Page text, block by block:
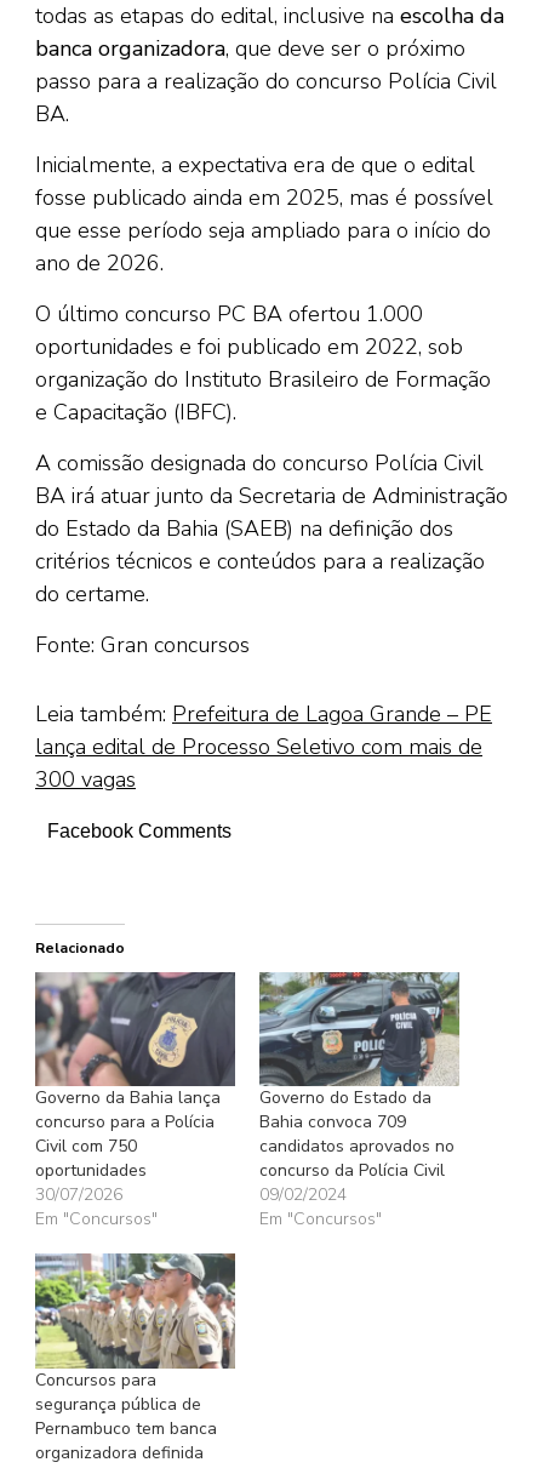
todas as etapas do edital, inclusive na escolha da
banca organizadora, que deve ser o próximo
passo para a realização do concurso Polícia Civil
BA.
Inicialmente, a expectativa era de que o edital
fosse publicado ainda em 2025, mas é possível
que esse período seja ampliado para o início do
ano de 2026.
O último concurso PC BA ofertou 1.000
oportunidades e foi publicado em 2022, sob
organização do Instituto Brasileiro de Formação
e Capacitação (IBFC).
A comissão designada do concurso Polícia Civil
BA irá atuar junto da Secretaria de Administração
do Estado da Bahia (SAEB) na definição dos
critérios técnicos e conteúdos para a realização
do certame.
Fonte: Gran concursos
Leia também: Prefeitura de Lagoa Grande – PE
lança edital de Processo Seletivo com mais de
300 vagas
Facebook Comments
Relacionado
Governo da Bahia lança
concurso para a Polícia
Civil com 750
oportunidades
30/07/2026
Em "Concursos"
Governo do Estado da
Bahia convoca 709
candidatos aprovados no
concurso da Polícia Civil
09/02/2024
Em "Concursos"
Concursos para
segurança pública de
Pernambuco tem banca
organizadora definida